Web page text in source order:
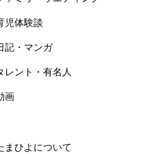
児体験談
記・マンガ
レント・有名人
画
まひよについて